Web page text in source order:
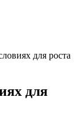
для роста
для